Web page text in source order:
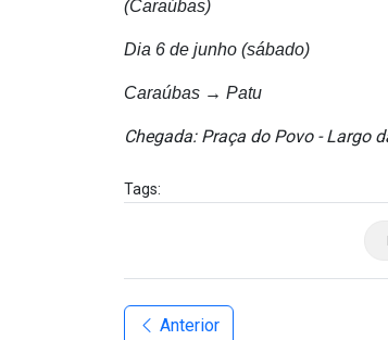
(Caraúbas)
Dia 6 de junho (sábado)
Caraúbas → Patu
Chegada: Praça do Povo - Largo
Tags:
Anterior